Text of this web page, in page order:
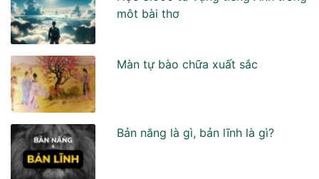
môt bài thơ
Màn tự bào chữa xuất sắc
Bản năng là gì, bản lĩnh là gì?